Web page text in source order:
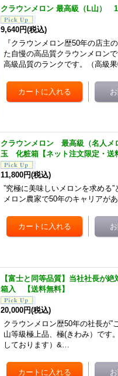
クラウンメロン 最高級（L山）
9,640円(税込)
『クラウンメロン歴50年の店主
た自慢の高品質クラウンメロン
高級品質のランクです。（高級
クラウンメロン 最高級（名人メ
玉 化粧箱【ネット注文限定・送
11,800円(税込)
”究極に美味しいメロンを求める
メロン農家で50年のキャリアが
【富士と同等品質】当社社長が
箱入 【送料無料】
20,000円(税込)
クラウンメロン歴50年の社長が”
山等級極上品、極(きわみ）です
しております）&…